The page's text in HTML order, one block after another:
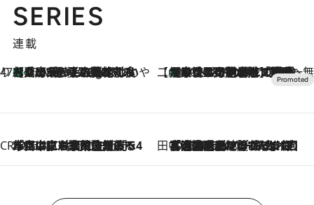
SERIES
連載
47都道府県の手みやげ ひんやりスイーツで夏を満喫
57 Minutes Ago
【兵庫県】この夏絶対食べたい 冷やしておいしいおやつ3選 淡路島の恵みをジェラートに集約 【CREA×星野リゾート】唯一無二。癒しと発見が待つ場所へ
2026.8.7
【トンボの足水浴】ヒノキの香りに包まれて涼感マックス！約13℃の湧水かけ流しを避暑地「星野温泉 トンボの湯」で体験
CREA'S CHOICE
2026.8.7
「立川にも歌舞伎があるんだよ」 片岡仁左衛門・市川中車ら豪華座組みで4年目の立川立飛歌舞伎へ 田中稲の勝手に再ブーム
2026.8.7
「湘南乃風に憧れて」観客大盛上がりの“タオル回し”に、ラッパー顔負けの高速歌唱まで…さだまさし（74）のアグレッシブすぎる現在地